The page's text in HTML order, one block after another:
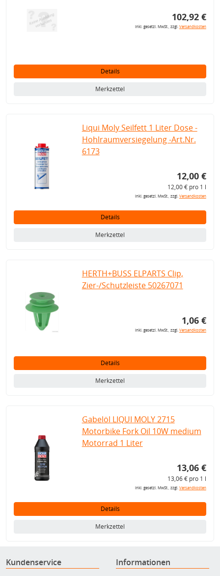
102,92 €
inkl. gesetzl. MwSt., zzgl.Versandkosten
Details
Merkzettel
Liqui Moly Seilfett 1 Liter Dose -
Hohlraumversiegelung -Art.Nr.
6173
12,00 €
12,00 € pro 1 l
inkl. gesetzl. MwSt., zzgl.Versandkosten
Details
Merkzettel
HERTH+BUSS ELPARTS Clip,
Zier-/Schutzleiste 50267071
1,06 €
inkl. gesetzl. MwSt., zzgl.Versandkosten
Details
Merkzettel
Gabelöl LIQUI MOLY 2715
Motorbike Fork Oil 10W medium
Motorrad 1 Liter
13,06 €
13,06 € pro 1 l
inkl. gesetzl. MwSt., zzgl.Versandkosten
Details
Merkzettel
Kundenservice Informationen